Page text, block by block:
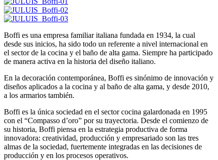
Boffi es una empresa familiar italiana fundada en 1934, la cual
desde sus inicios, ha sido todo un referente a nivel internacional en
el sector de la cocina y el baño de alta gama. Siempre ha participado
de manera activa en la historia del diseño italiano.
En la decoración contemporánea, Boffi es sinónimo de innovación y
diseños aplicados a la cocina y al baño de alta gama, y desde 2010,
a los armarios también.
Boffi es la única sociedad en el sector cocina galardonada en 1995
con el “Compasso d’oro” por su trayectoria. Desde el comienzo de
su historia, Boffi piensa en la estrategia productiva de forma
innovadora: creatividad, producción y empresariado son las tres
almas de la sociedad, fuertemente integradas en las decisiones de
producción y en los procesos operativos.